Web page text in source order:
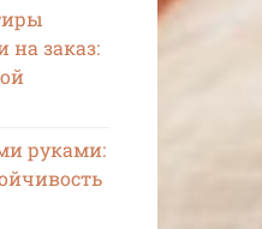
на заказ:
руками: